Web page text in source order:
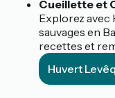
Cueillette et
Explorez avec
sauvages en
recettes et
Huvert